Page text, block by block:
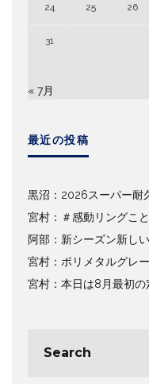
24 25 26
31
« 7月
最近の投稿
黒沼：2026スーパー耐
宮村：＃感動リングこ
阿部：新シーズン新し
宮村：ポリメタルグレ
宮村：本日は8月最初の